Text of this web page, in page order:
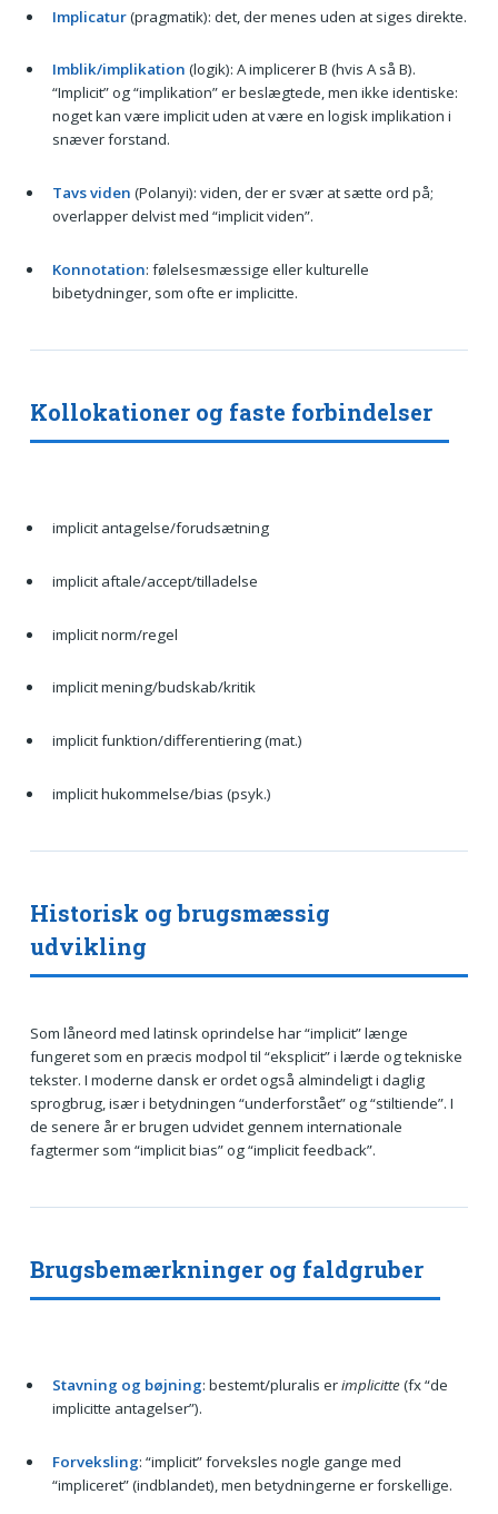
Implicatur(pragmatik): det, der menes uden at siges direkte.
Imblik/implikation (logik): A implicerer B (hvis A så B).
“Implicit” og “implikation” er beslægtede, men ikke identiske:
noget kan være implicit uden at være en logisk implikation i
snæver forstand.
Tavs viden (Polanyi): viden, der er svær at sætte ord på;
overlapper delvist med “implicit viden”.
Konnotation: følelsesmæssige eller kulturelle
bibetydninger, som ofte er implicitte.
Kollokationer og faste forbindelser
implicit antagelse/forudsætning
implicit aftale/accept/tilladelse
implicit norm/regel
implicit mening/budskab/kritik
implicit funktion/differentiering (mat.)
implicit hukommelse/bias (psyk.)
Historisk og brugsmæssig
udvikling
Som låneord med latinsk oprindelse har “implicit” længe
fungeret som en præcis modpol til “eksplicit” i lærde og tekniske
tekster. I moderne dansk er ordet også almindeligt i daglig
sprogbrug, især i betydningen “underforstået” og “stiltiende”. I
de senere år er brugen udvidet gennem internationale
fagtermer som “implicit bias” og “implicit feedback”.
Brugsbemærkninger og faldgruber
Stavning og bøjning: bestemt/pluralis erimplicitte(fx “de
implicitte antagelser”).
Forveksling: “implicit” forveksles nogle gange med
“impliceret” (indblandet), men betydningerne er forskellige.